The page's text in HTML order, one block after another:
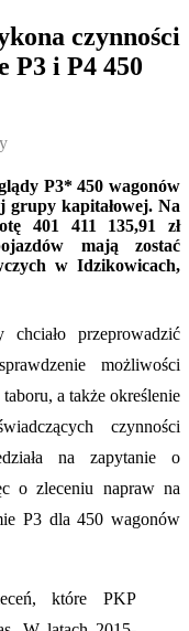
czynności
P3 i P4 450
P3* 450 wagonów
kapitałowej. Na
401 411 135,91 zł
mają zostać
w Idzikowicach,
przeprowadzić
możliwości
a także określenie
czynności
na zapytanie o
o zleceniu napraw na
P3 dla 450 wagonów
które PKP